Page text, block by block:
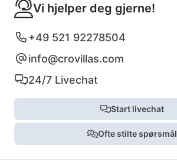
Vi hjelper deg gjerne!
+49 521 92278504
info@crovillas.com
24/7 Livechat
Start livechat
Ofte stilte spørsmål